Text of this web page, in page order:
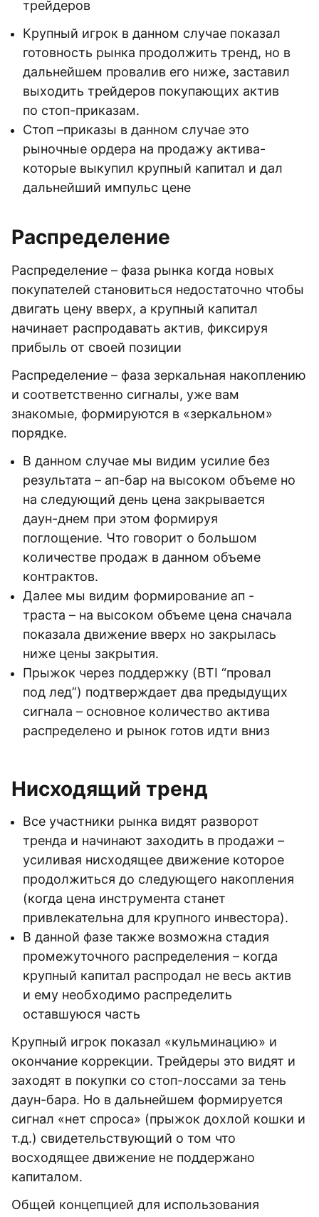
трейдеров
Крупный игрок в данном случае показал
готовность рынка продолжить тренд, но в
дальнейшем провалив его ниже, заставил
выходить трейдеров покупающих актив
по стоп-приказам.
Стоп –приказы в данном случае это
рыночные ордера на продажу актива-
которые выкупил крупный капитал и дал
дальнейший импульс цене
Распределение
Распределение – фаза рынка когда новых
покупателей становиться недостаточно чтобы
двигать цену вверх, а крупный капитал
начинает распродавать актив, фиксируя
прибыль от своей позиции
Распределение – фаза зеркальная накоплению
и соответственно сигналы, уже вам
знакомые, формируются в «зеркальном»
порядке.
В данном случае мы видим усилие без
результата – ап-бар на высоком объеме но
на следующий день цена закрывается
даун-днем при этом формируя
поглощение. Что говорит о большом
количестве продаж в данном объеме
контрактов.
Далее мы видим формирование ап -
траста – на высоком объеме цена сначала
показала движение вверх но закрылась
ниже цены закрытия.
Прыжок через поддержку (BTI “провал
под лед”) подтверждает два предыдущих
сигнала – основное количество актива
распределено и рынок готов идти вниз
Нисходящий тренд
Все участники рынка видят разворот
тренда и начинают заходить в продажи –
усиливая нисходящее движение которое
продолжиться до следующего накопления
(когда цена инструмента станет
привлекательна для крупного инвестора).
В данной фазе также возможна стадия
промежуточного распределения – когда
крупный капитал распродал не весь актив
и ему необходимо распределить
оставшуюся часть
Крупный игрок показал «кульминацию» и
окончание коррекции. Трейдеры это видят и
заходят в покупки со стоп-лоссами за тень
даун-бара. Но в дальнейшем формируется
сигнал «нет спроса» (прыжок дохлой кошки и
т.д.) свидетельствующий о том что
восходящее движение не поддержано
капиталом.
Общей концепцией для использования